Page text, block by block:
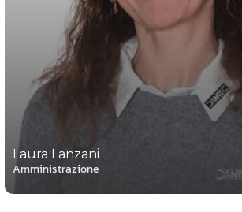
Laura Lanzani
Amministrazione